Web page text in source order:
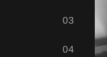
03
04